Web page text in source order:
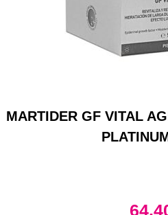
MARTIDER GF VITAL